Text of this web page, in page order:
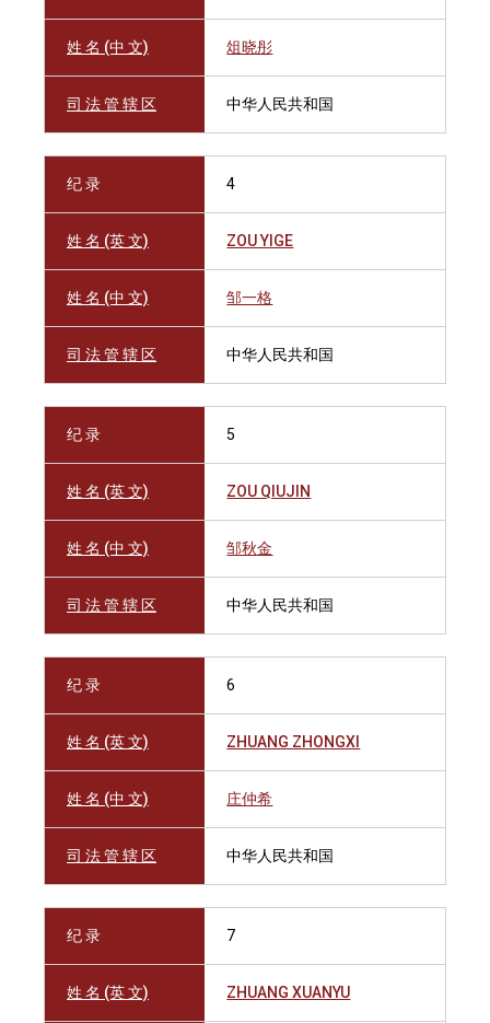
姓 名 (中 文) 俎晓彤
司 法 管 辖 区 中华人民共和国
纪 录 4
姓 名 (英 文) ZOU YIGE
姓 名 (中 文) 邹一格
司 法 管 辖 区 中华人民共和国
纪 录 5
姓 名 (英 文) ZOU QIUJIN
姓 名 (中 文) 邹秋金
司 法 管 辖 区 中华人民共和国
纪 录 6
姓 名 (英 文) ZHUANG ZHONGXI
姓 名 (中 文) 庄仲希
司 法 管 辖 区 中华人民共和国
纪 录 7
姓 名 (英 文) ZHUANG XUANYU